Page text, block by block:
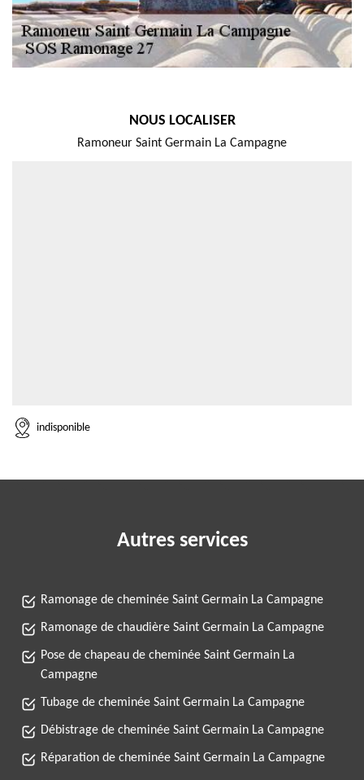
NOUS LOCALISER
Ramoneur Saint Germain La Campagne
indisponible
Autres services
Ramonage de cheminée Saint Germain La Campagne
Ramonage de chaudière Saint Germain La Campagne
Pose de chapeau de cheminée Saint Germain La
Campagne
Tubage de cheminée Saint Germain La Campagne
Débistrage de cheminée Saint Germain La Campagne
Réparation de cheminée Saint Germain La Campagne